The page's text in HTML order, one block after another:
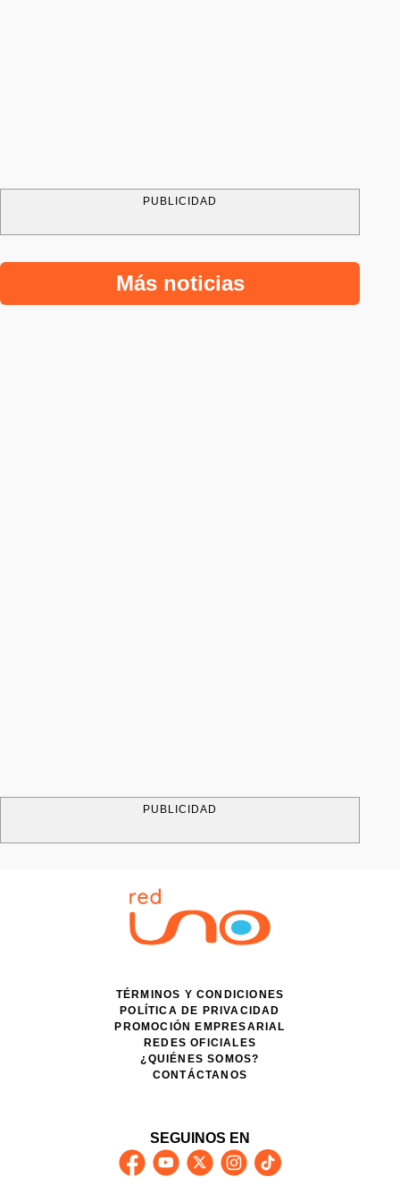
PUBLICIDAD
Más noticias
PUBLICIDAD
TÉRMINOS Y CONDICIONES
POLÍTICA DE PRIVACIDAD
PROMOCIÓN EMPRESARIAL
REDES OFICIALES
¿QUIÉNES SOMOS?
CONTÁCTANOS
SEGUINOS EN